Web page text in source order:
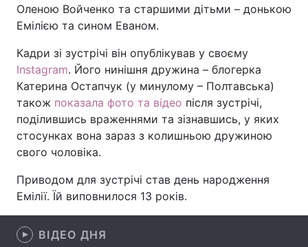
Спорт Наука
Зброя Інциденти
Здоров'я Туризм
Цікавинки Погода
Лонгріди
Відео з Youtube
Оленою Войченко та старшими дітьми – донькою
Емілією та сином Еваном.
Кадри зі зустрічі він опублікував у своєму
Instagram. Його нинішня дружина – блогерка
Катерина Остапчук (у минулому – Полтавська)
також показала фото та відео після зустрічі,
поділившись враженнями та зізнавшись, у яких
стосунках вона зараз з колишньою дружиною
свого чоловіка.
Приводом для зустрічі став день народження
Емілії. Їй виповнилося 13 років.
ВІДЕО ДНЯ